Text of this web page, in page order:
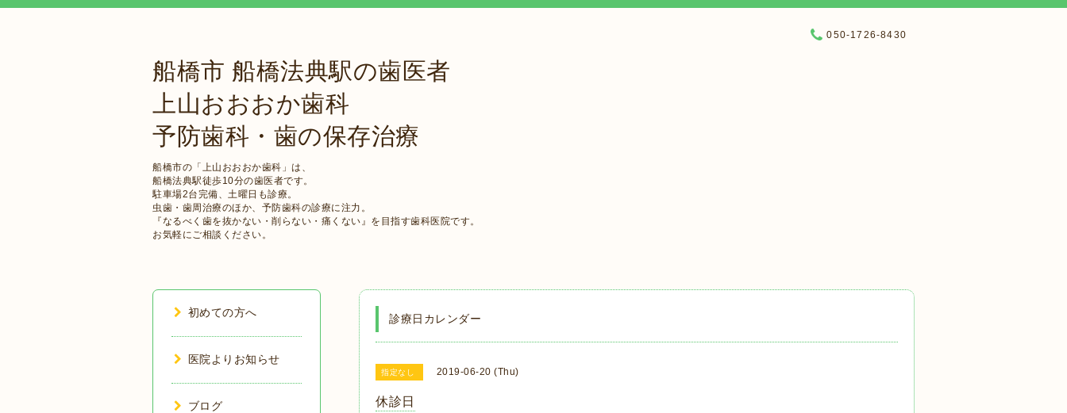
船橋市 船橋法典駅の歯医者
上山おおおか歯科
予防歯科・歯の保存治療
船橋市の「上山おおおか歯科」は、
船橋法典駅徒歩10分の歯医者です。
駐車場2台完備、土曜日も診療。
虫歯・歯周治療のほか、予防歯科の診療に注力。
『なるべく歯を抜かない・削らない・痛くない』を目指す歯科医院です。
お気軽にご相談ください。
050-1726-8430
診療日カレンダー
指定なし 2019-06-20 (Thu)
休診日
初めての方へ
医院よりお知らせ
ブログ